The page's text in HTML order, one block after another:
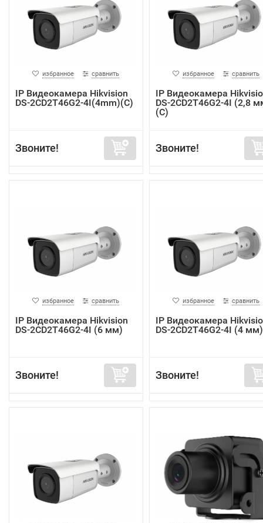
избранное сравнить
IP Видеокамера Hikvision
DS-2CD2T46G2-4I(4mm)(C)
Звоните!
избранное сравнить
IP Видеокамера
DS-2CD2T46G2-4I (2,8
(C)
Звоните!
избранное сравнить
IP Видеокамера Hikvision
DS-2CD2T46G2-4I (6 мм)
Звоните!
избранное сравнить
IP Видеокамера
DS-2CD2T46G2-4I (4 мм)
Звоните!